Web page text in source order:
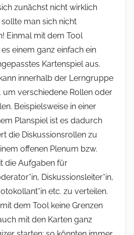
zunächst nicht wirklich
man sich nicht
Einmal mit dem Tool
einem ganz einfach ein
Kartenspiel aus.
innerhalb der Lerngruppe
verschiedene Rollen oder
Beispielsweise in einer
Planspiel ist es dadurch
die Diskussionsrollen zu
offenen Plenum bzw.
die Aufgaben für
Diskussionsleiter*in,
etc. zu verteilen.
dem Tool keine Grenzen
mit den Karten ganz